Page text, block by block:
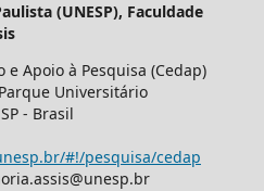
(UNESP), Faculdade
Apoio à Pesquisa (Cedap)
Universitário
- Brasil
#!/pesquisa/cedap